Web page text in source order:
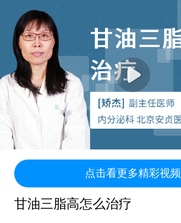
点击看更多精彩视频
甘油三脂高怎么治疗